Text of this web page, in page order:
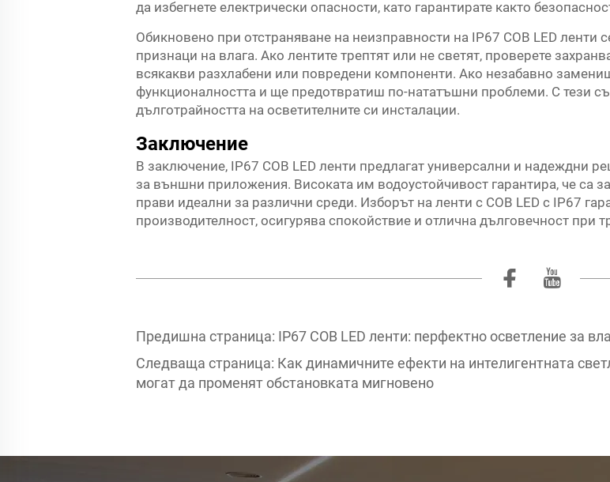
да избегнете електрически опасности, като гарантирате както
Обикновено при отстраняване на неизправности на IP67 COB LED
признаци на влага. Ако лентите трептят или не светят, проверете
всякакви разхлабени или повредени компоненти. Ако незабавно
функционалността и ще предотвратиш по-нататъшни проблеми. С тези
дълготрайността на осветителните си инсталации.
Заключение
В заключение, IP67 COB LED ленти предлагат универсални и надеждни
за външни приложения. Високата им водоустойчивост гарантира, че са
прави идеални за различни среди. Изборът на ленти с COB LED с IP67
производителност, осигурява спокойствие и отлична дълговечност при
Предишна страница: IP67 COB LED ленти: перфектно осветление за
Следваща страница: Как динамичните ефекти на интелигентната
могат да променят обстановката мигновено